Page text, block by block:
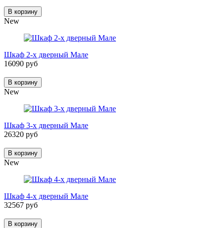
В корзину
New
Шкаф 2-х дверный Мале
16090 руб
В корзину
New
Шкаф 3-х дверный Мале
26320 руб
В корзину
New
Шкаф 4-х дверный Мале
32567 руб
В корзину